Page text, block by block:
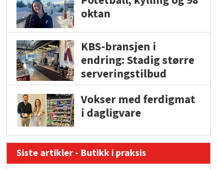
oktan
KBS-bransjen i
endring: Stadig større
serveringstilbud
Vokser med ferdigmat
i dagligvare
Siste artikler - Butikk i praksis